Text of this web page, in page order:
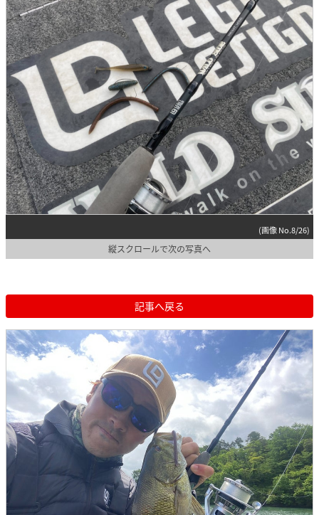
(画像 No.8/26)
縦スクロールで次の写真へ
記事へ戻る